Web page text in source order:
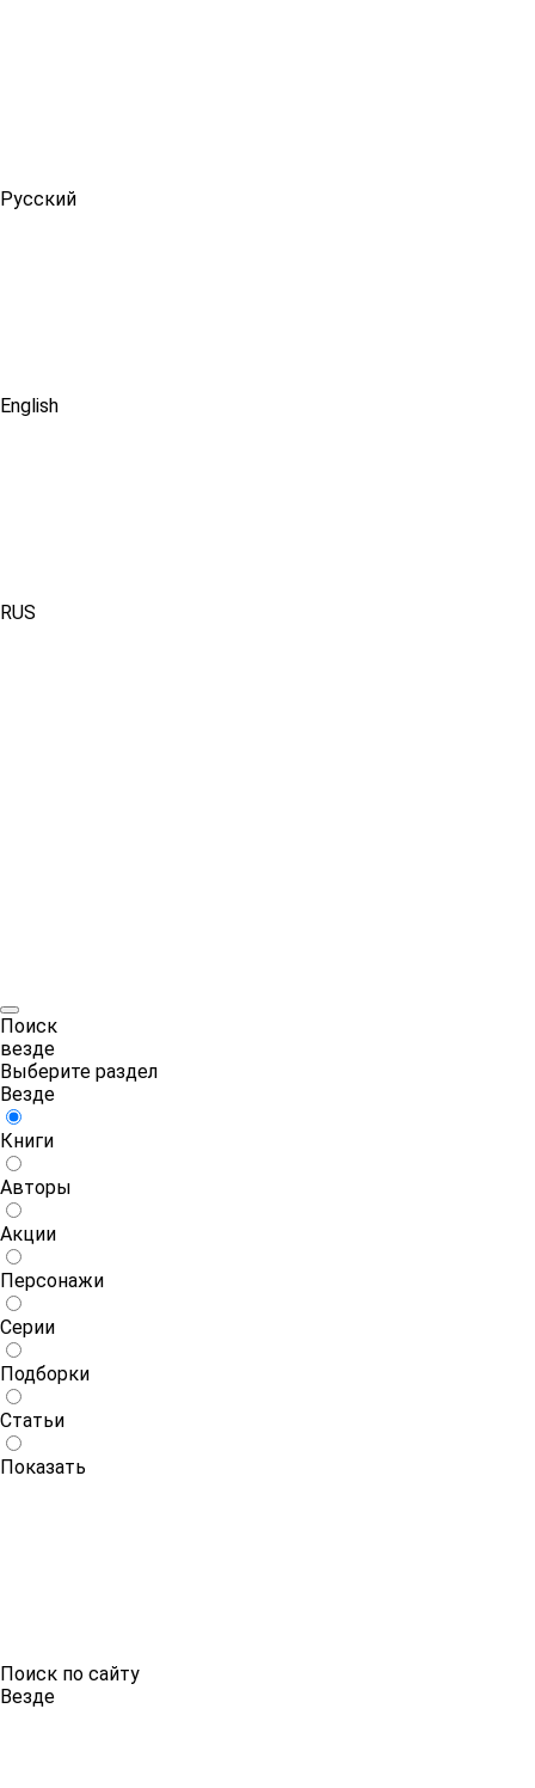
Русский
English
RUS
Поиск
везде
Выберите раздел
Везде
Книги
Авторы
Акции
Персонажи
Серии
Подборки
Статьи
Показать
Поиск по сайту
Везде